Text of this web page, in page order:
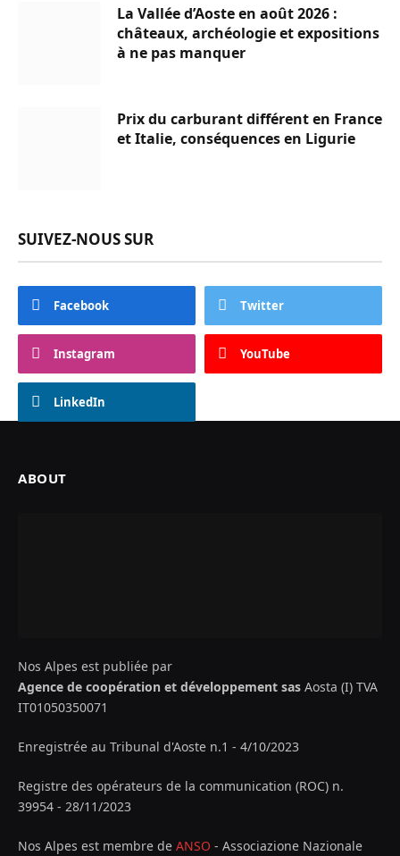
La Vallée d’Aoste en août 2026 :
châteaux, archéologie et expositions
à ne pas manquer
Prix du carburant différent en France
et Italie, conséquences en Ligurie
SUIVEZ-NOUS SUR
Facebook Twitter
Instagram YouTube
LinkedIn
ABOUT
Nos Alpes est publiée par
Agence de coopération et développement sas Aosta (I) TVA
IT01050350071
Enregistrée au Tribunal d'Aoste n.1 - 4/10/2023
Registre des opérateurs de la communication (ROC) n.
39954 - 28/11/2023
Nos Alpes est membre de ANSO - Associazione Nazionale